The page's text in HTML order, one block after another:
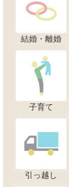
結婚・離婚
子育て
引っ越し